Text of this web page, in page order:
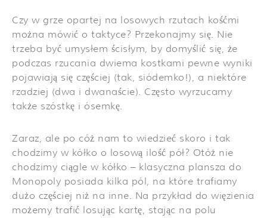
Czy w grze opartej na losowych rzutach kośćmi
można mówić o taktyce? Przekonajmy się. Nie
trzeba być umysłem ścisłym, by domyślić się, że
podczas rzucania dwiema kostkami pewne wyniki
pojawiają się częściej (tak, siódemko!), a niektóre
rzadziej (dwa i dwanaście). Często wyrzucamy
także szóstkę i ósemkę.
Zaraz, ale po cóż nam to wiedzieć skoro i tak
chodzimy w kółko o losową ilość pół? Otóż nie
chodzimy ciągle w kółko – klasyczna plansza do
Monopoly posiada kilka pól, na które trafiamy
dużo częściej niż na inne. Na przykład do więzienia
możemy trafić losując kartę, stając na polu